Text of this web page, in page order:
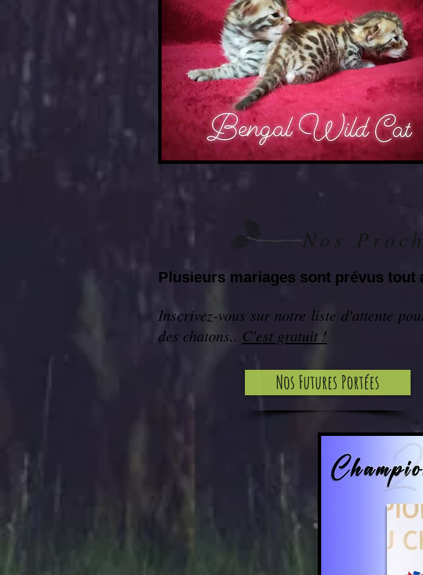
Nos
Plusieurs mariages sont prévus tout
Inscrivez-vous sur notre liste d'attente
des chatons.. C'est gratuit !
Nos Futures Portées